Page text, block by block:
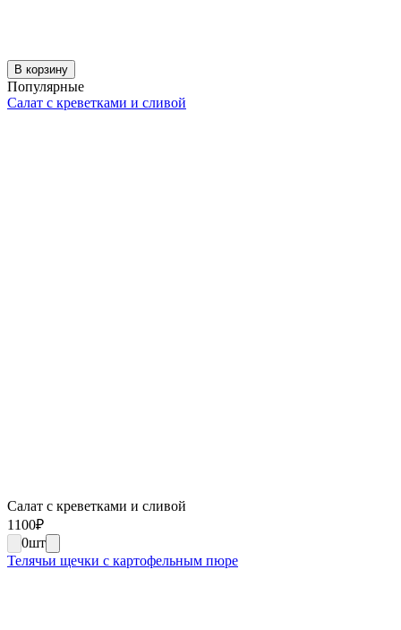
В корзину
Популярные
Салат с креветками и сливой
Салат с креветками и сливой
1100₽
0шт
Телячьи щечки с картофельным пюре